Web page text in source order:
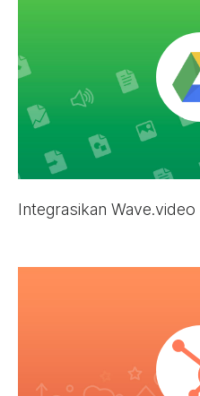
Integrasikan